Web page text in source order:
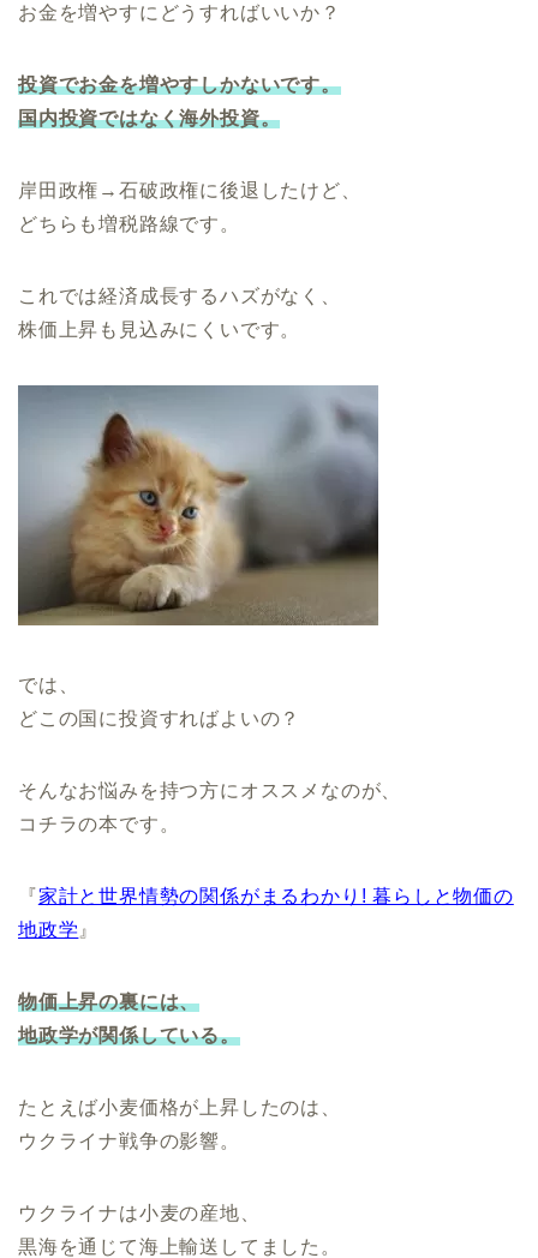
お金を増やすにどうすればいいか？
投資でお金を増やすしかないです。
国内投資ではなく海外投資。
岸田政権→石破政権に後退したけど、
どちらも増税路線です。
これでは経済成長するハズがなく、
株価上昇も見込みにくいです。
では、
どこの国に投資すればよいの？
そんなお悩みを持つ方にオススメなのが、
コチラの本です。
『家計と世界情勢の関係がまるわかり! 暮らしと物価の
地政学 』
物価上昇の裏には、
地政学が関係している。
たとえば小麦価格が上昇したのは、
ウクライナ戦争の影響。
ウクライナは小麦の産地、
黒海を通じて海上輸送してました。